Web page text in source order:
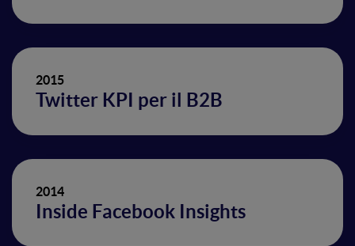
2015
Twitter KPI per il B2B
2014
Inside Facebook Insights